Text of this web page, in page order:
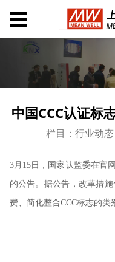
中国CCC认证标
栏目：行业动态
3月15日，国家认监委在官
的公告。据公告，改革措
费、简化整合CCC标志的类